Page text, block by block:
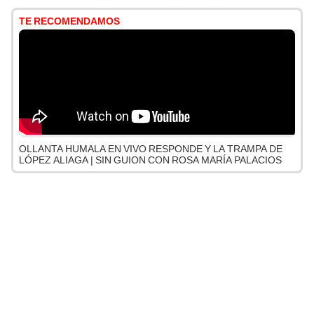
TE RECOMENDAMOS
OLLANTA HUMALA EN VIVO RESPONDE Y LA TRAMPA DE
LÓPEZ ALIAGA | SIN GUION CON ROSA MARÍA PALACIOS